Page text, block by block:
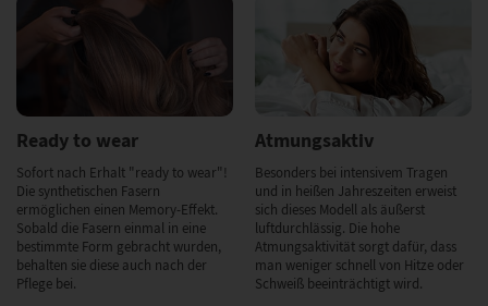
Ready to wear
Sofort nach Erhalt "ready to wear"!
Die synthetischen Fasern
ermöglichen einen Memory-Effekt.
Sobald die Fasern einmal in eine
bestimmte Form gebracht wurden,
behalten sie diese auch nach der
Pflege bei.
Atmungsaktiv
Besonders bei intensivem Tragen
und in heißen Jahreszeiten erweist
sich dieses Modell als äußerst
luftdurchlässig. Die hohe
Atmungsaktivität sorgt dafür, dass
man weniger schnell von Hitze oder
Schweiß beeinträchtigt wird.